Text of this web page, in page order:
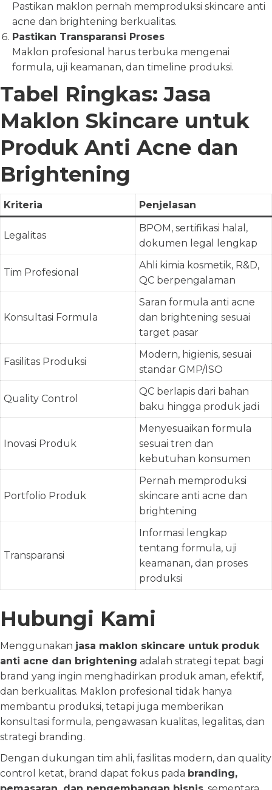
Pastikan maklon pernah memproduksi skincare anti
acne dan brightening berkualitas.
Pastikan Transparansi Proses
Maklon profesional harus terbuka mengenai
formula, uji keamanan, dan timeline produksi.
Tabel Ringkas: Jasa
Maklon Skincare untuk
Produk Anti Acne dan
Brightening
Kriteria Penjelasan
Legalitas
BPOM, sertifikasi halal,
dokumen legal lengkap
Tim Profesional
Ahli kimia kosmetik, R&D,
QC berpengalaman
Konsultasi Formula
Saran formula anti acne
dan brightening sesuai
target pasar
Fasilitas Produksi
Modern, higienis, sesuai
standar GMP/ISO
Quality Control
QC berlapis dari bahan
baku hingga produk jadi
Inovasi Produk
Menyesuaikan formula
sesuai tren dan
kebutuhan konsumen
Portfolio Produk
Pernah memproduksi
skincare anti acne dan
brightening
Transparansi
Informasi lengkap
tentang formula, uji
keamanan, dan proses
produksi
Hubungi Kami
Menggunakan jasa maklon skincare untuk produk
anti acne dan brightening adalah strategi tepat bagi
brand yang ingin menghadirkan produk aman, efektif,
dan berkualitas. Maklon profesional tidak hanya
membantu produksi, tetapi juga memberikan
konsultasi formula, pengawasan kualitas, legalitas, dan
strategi branding.
Dengan dukungan tim ahli, fasilitas modern, dan quality
control ketat, brand dapat fokus pada branding,